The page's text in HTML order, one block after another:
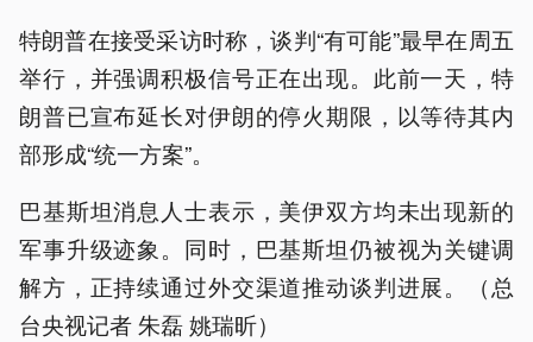
特朗普在接受采访时称，谈判“有可能”最早在周​​五
举行，并强调积极信号正在出现。此前一天，特
朗普已宣布延长对伊朗的停火期限，以等待其内
部形成“统一方案”。
巴基斯坦消息人士表示，美伊双方均未出现新的
军事升级迹象。同时，巴基斯坦仍被视为关键调
解方，正持续通过外交渠道推动谈判进展。（总
台央视记者 朱磊 姚瑞昕）